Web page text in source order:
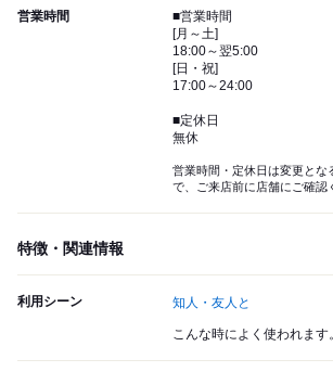
営業時間
■営業時間
[月～土]
18:00～翌5:00
[日・祝]
17:00～24:00
■定休日
無休
営業時間・定休日は変更とな
で、ご来店前に店舗にご確認
特徴・関連情報
利用シーン 知人・友人と
こんな時によく使われます。